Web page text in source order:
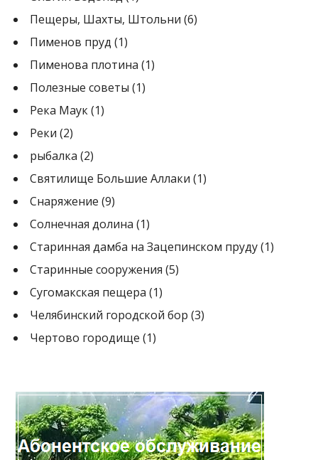
Пещеры, Шахты, Штольни (6)
Пименов пруд (1)
Пименова плотина (1)
Полезные советы (1)
Река Маук(1)
Реки (2)
рыбалка (2)
Святилище Большие Аллаки (1)
Снаряжение (9)
Солнечная долина (1)
Старинная дамба на Зацепинском пруду(1)
Старинные сооружения (5)
Сугомакская пещера (1)
Челябинский городской бор (3)
Чертово городище (1)